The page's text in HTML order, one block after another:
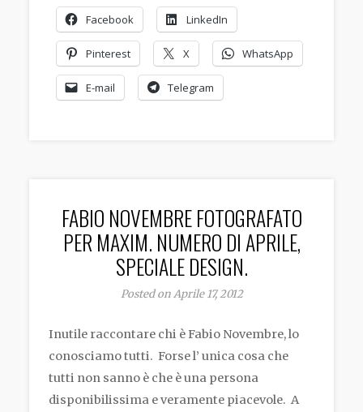
Facebook LinkedIn
Pinterest X WhatsApp
E-mail Telegram
FABIO NOVEMBRE FOTOGRAFATO
PER MAXIM. NUMERO DI APRILE,
SPECIALE DESIGN.
Posted on Aprile 17, 2012
Inutile raccontare chi è Fabio Novembre, lo
conosciamo tutti. Forse l’ unica cosa che
tutti non sanno è che è una persona
disponibilissima e veramente piacevole. A